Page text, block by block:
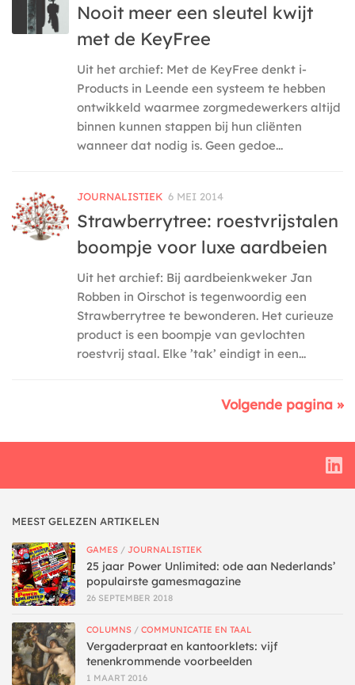
Nooit meer een sleutel kwijt
met de KeyFree
Uit het archief: Met de KeyFree denkt i-
Products in Leende een systeem te hebben
ontwikkeld waarmee zorgmedewerkers altijd
binnen kunnen stappen bij hun cliënten
wanneer dat nodig is. Geen gedoe...
JOURNALISTIEK 6 MEI 2014
Strawberrytree: roestvrijstalen
boompje voor luxe aardbeien
Uit het archief: Bij aardbeienkweker Jan
Robben in Oirschot is tegenwoordig een
Strawberrytree te bewonderen. Het curieuze
product is een boompje van gevlochten
roestvrij staal. Elke ’tak’ eindigt in een...
Volgende pagina »
MEEST GELEZEN ARTIKELEN
GAMES / JOURNALISTIEK
25 jaar Power Unlimited: ode aan Nederlands’
populairste gamesmagazine
26 SEPTEMBER 2018
COLUMNS / COMMUNICATIE EN TAAL
Vergaderpraat en kantoorklets: vijf
tenenkrommende voorbeelden
1 MAART 2016